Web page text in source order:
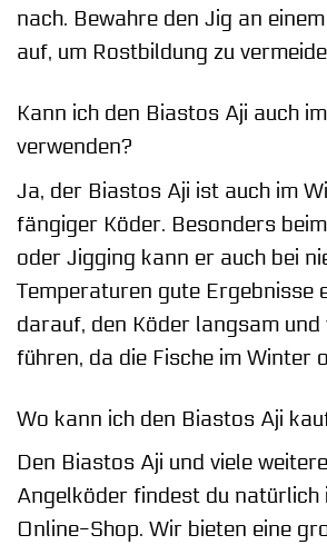
nach. Bewahre den Jig an
auf, um Rostbildung zu
Kann ich den Biastos Aji auch
verwenden?
Ja, der Biastos Aji ist auch im
fängiger Köder. Besonders
oder Jigging kann er auch bei
Temperaturen gute Ergebnisse
darauf, den Köder langsam
führen, da die Fische im Winter
Wo kann ich den Biastos Aji
Den Biastos Aji und viele
Angelköder findest du natürlich
Online-Shop. Wir bieten eine